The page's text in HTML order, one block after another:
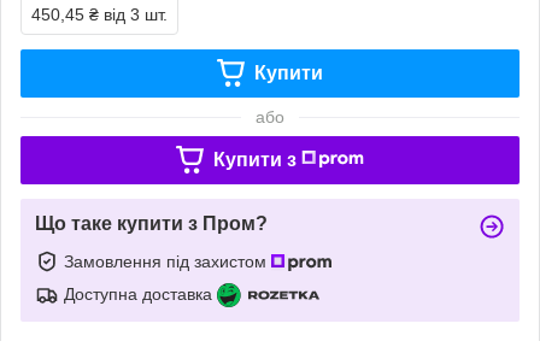
450,45 ₴ від 3 шт.
Купити
або
Купити з
Що таке купити з Пром?
Замовлення під захистом
Доступна доставка